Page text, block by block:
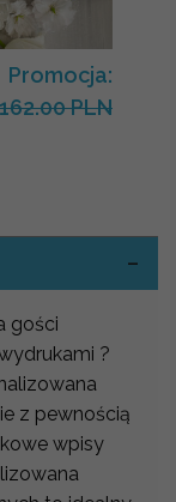
Promocja:
PLN
gości
?
z pewnością
wpisy